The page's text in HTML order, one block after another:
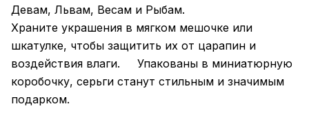
Девам, Львам, Весам и Рыбам.
Храните украшения в мягком мешочке или
шкатулке, чтобы защитить их от царапин и
воздействия влаги. Упакованы в миниатюрную
коробочку, серьги станут стильным и значимым
подарком.